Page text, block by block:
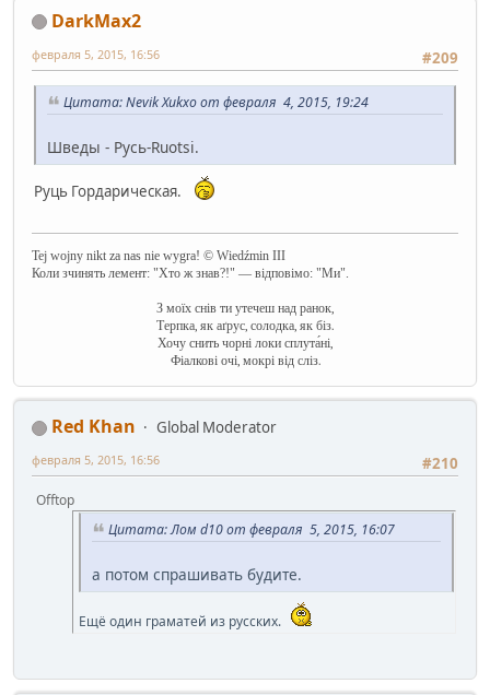
DarkMax2
#209
февраля 5, 2015, 16:56
Цитата: Nevik Xukxo от февраля 4, 2015, 19:24
Шведы - Русь-Ruotsi.
Руць Гордарическая.
Tej wojny nikt za nas nie wygra! © Wiedźmin III
Коли зчинять лемент: "Хто ж знав?!" — відповімо: "Ми".
З моїх снів ти утечеш над ранок,
Терпка, як аґрус, солодка, як біз.
Хочу снить чорні локи сплута́ні,
Фіалкові очі, мокрі від сліз.
Red Khan
Global Moderator
#210
февраля 5, 2015, 16:56
Offtop
Цитата: Лом d10 от февраля 5, 2015, 16:07
а потом спрашивать будите.
Ещё один граматей из русских.